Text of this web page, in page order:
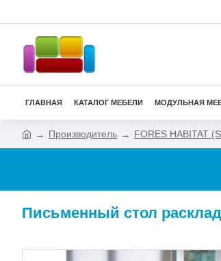
ГЛАВНАЯ КАТАЛОГ МЕБЕЛИ МОДУЛЬНАЯ
Производитель FORES HABITAT
Письменный стол